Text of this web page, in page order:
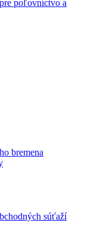
poľovníctvo a
bremena
súťaží